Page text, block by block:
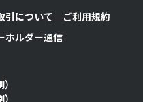
引について
ご利用規約
ホルダー通信